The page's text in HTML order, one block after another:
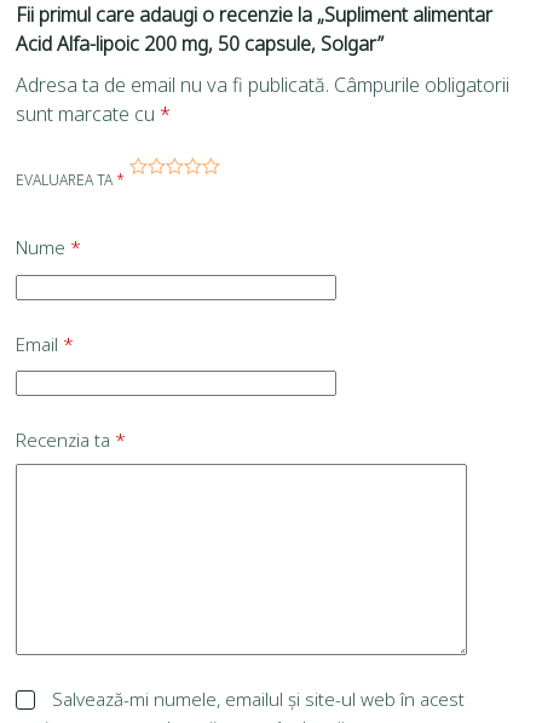
Fii primul care adaugi o recenzie la „Supliment alimentar
Acid Alfa-lipoic 200 mg, 50 capsule, Solgar”
Adresa ta de email nu va fi publicată. Câmpurile obligatorii
sunt marcate cu *
EVALUAREA TA*
Nume *
Email *
Recenzia ta *
Salvează-mi numele, emailul și site-ul web în acest